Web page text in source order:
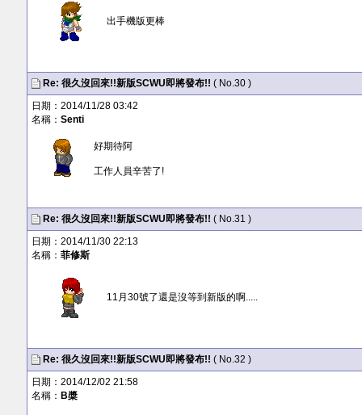
出手機版更棒
Re: 很久沒回來!!新版SCWU即將發布!! ( No.30 )
日期：2014/11/28 03:42
名稱： Senti
好期待阿
工作人員辛苦了!
Re: 很久沒回來!!新版SCWU即將發布!! ( No.31 )
日期：2014/11/30 22:13
名稱： 菲修斯
11月30號了還是沒等到新版的啊.....
Re: 很久沒回來!!新版SCWU即將發布!! ( No.32 )
日期：2014/12/02 21:58
名稱： B槳